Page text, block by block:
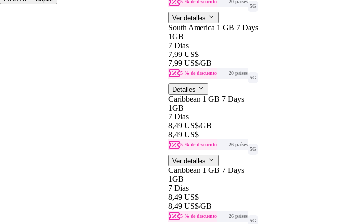
5 % de descuento
20 países
5G
Ver detalles
South America 1 GB 7 Days
1GB
7 Dias
7,99 US$
7,99 US$/GB
5 % de descuento
20 países
5G
Detalles
Caribbean 1 GB 7 Days
1GB
7 Dias
8,49 US$/GB
8,49 US$
5 % de descuento
26 países
5G
Ver detalles
Caribbean 1 GB 7 Days
1GB
7 Dias
8,49 US$
8,49 US$/GB
5 % de descuento
26 países
5G